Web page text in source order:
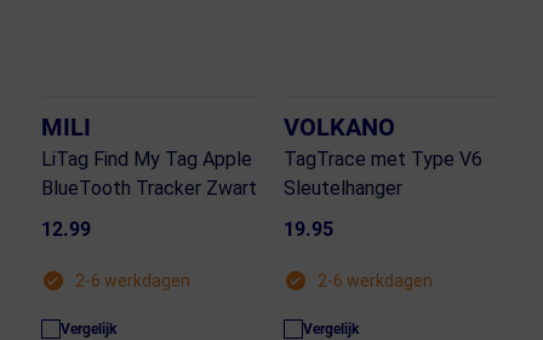
MILI
LiTag Find My Tag Apple
BlueTooth Tracker Zwart
12.99
2-6 werkdagen
Vergelijk
VOLKANO
TagTrace met Type V6
Sleutelhanger
19.95
2-6 werkdagen
Vergelijk